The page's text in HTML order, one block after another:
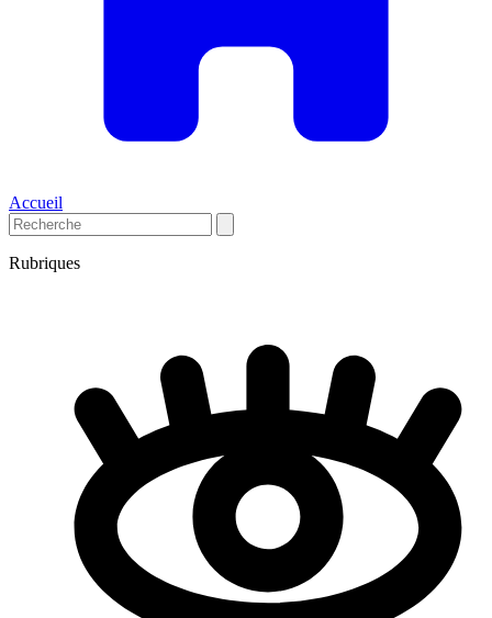
Accueil
Rubriques